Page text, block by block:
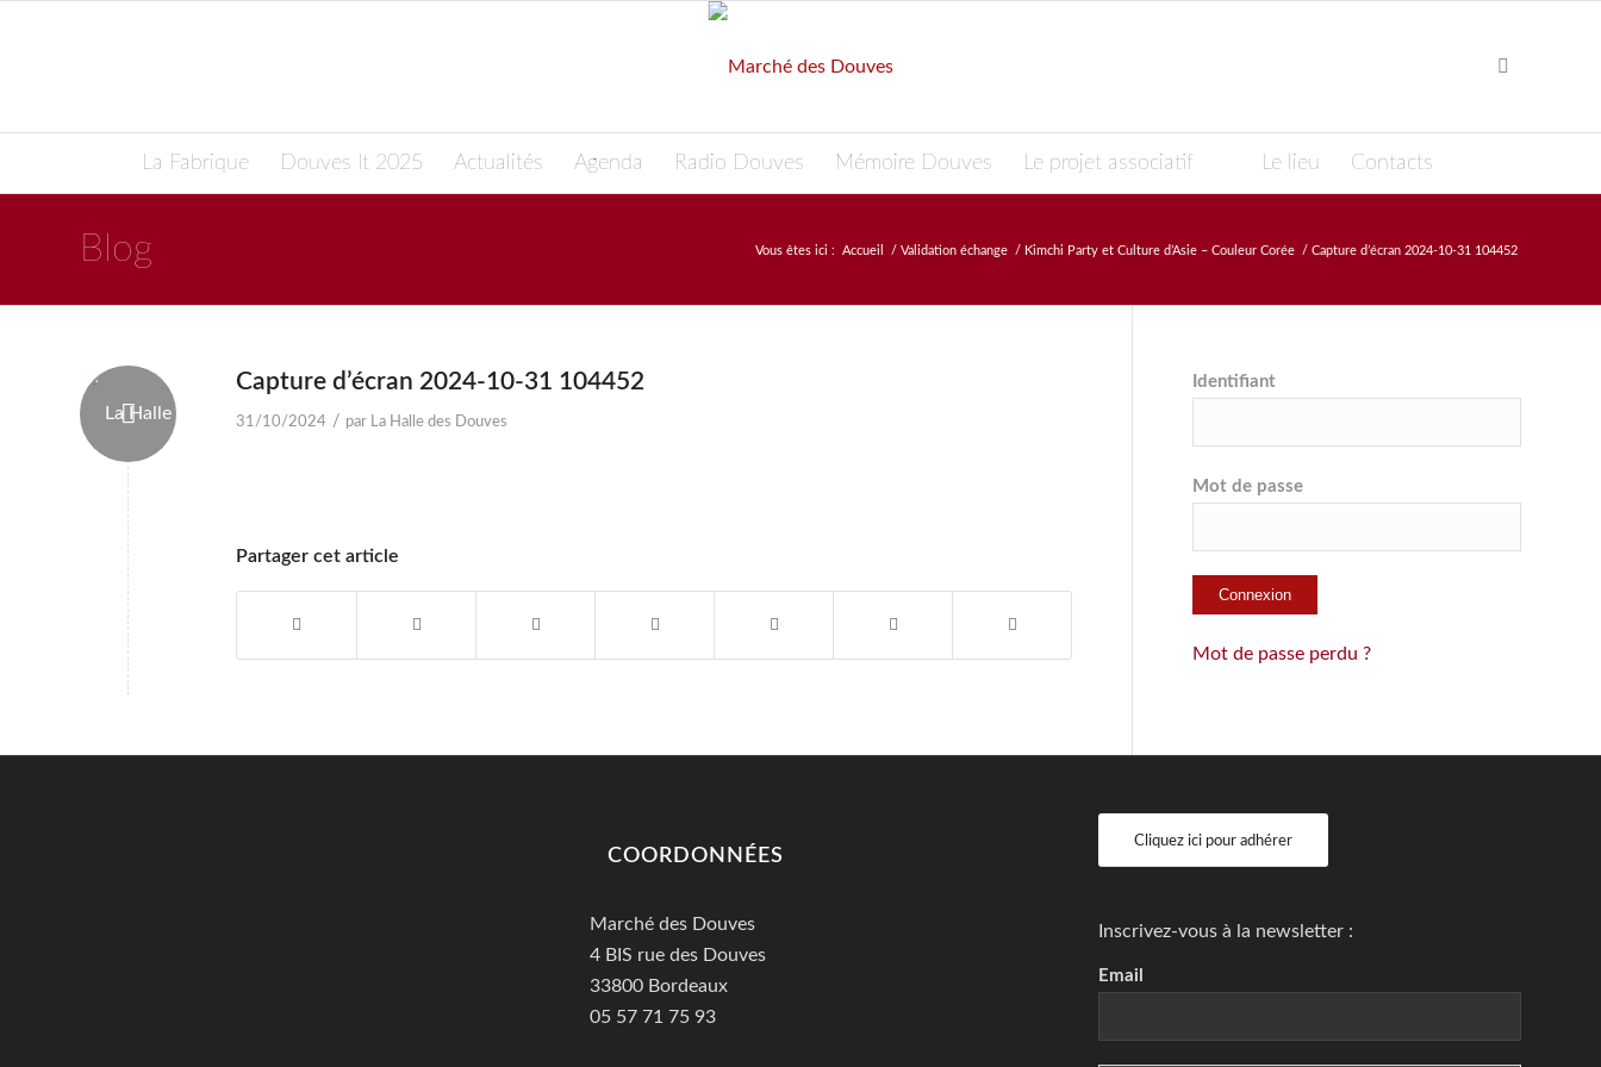
La Fabrique Douves It 2025 Actualités Agenda Radio Douves Mémoire Douves Le projet associatif Le lieu Contacts
Blog Vous êtes ici : Accueil / Validation échange / Kimchi Party et Culture d’Asie – Couleur Corée / Capture d’écran 2024-10-31 104452
Capture d’écran 2024-10-31 104452
31/10/2024 / par La Halle des Douves
Partager cet article
Identifiant
Mot de passe
Mot de passe perdu ?
COORDONNÉES
Marché des Douves
4 BIS rue des Douves
33800 Bordeaux
05 57 71 75 93
Cliquez ici pour adhérer
Inscrivez-vous à la newsletter :
Email